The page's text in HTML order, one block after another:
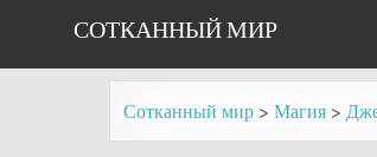
СОТКАННЫЙ МИР
Сотканный мир > Магия >